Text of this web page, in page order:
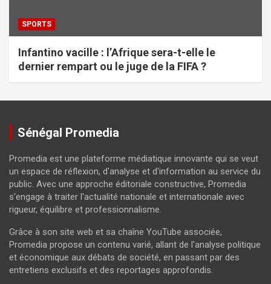
SPORTS
Infantino vacille : l’Afrique sera-t-elle le
dernier rempart ou le juge de la FIFA ?
Sénégal Promedia
Promedia est une plateforme médiatique innovante qui se veut
un espace de réflexion, d'analyse et d'information au service du
public. Avec une approche éditoriale constructive, Promedia
s'engage à traiter l'actualité nationale et internationale avec
rigueur, équilibre et professionnalisme.
Grâce à son site web et sa chaîne YouTube associée,
Promedia propose un contenu varié, allant de l'analyse politique
et économique aux débats de société, en passant par des
entretiens exclusifs et des reportages approfondis.